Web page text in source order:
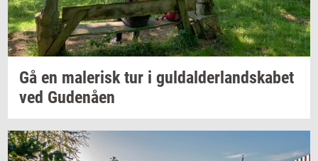
Gå en ma­le­risktur i gul­dal­der­land­ska­bet
ved Gu­denå­en